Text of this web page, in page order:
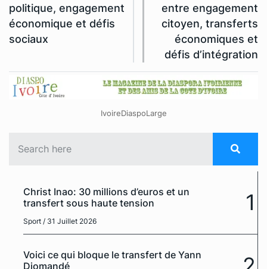
politique, engagement
économique et défis
sociaux
entre engagement
citoyen, transferts
économiques et
défis d’intégration
IvoireDiaspoLarge
Christ Inao: 30 millions d’euros et un
transfert sous haute tension
Sport / 31 Juillet 2026
1
Voici ce qui bloque le transfert de Yann
Diomandé